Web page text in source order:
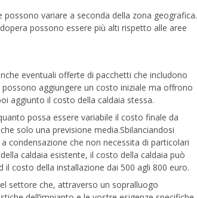
possono variare a seconda della zona geografica.
possono essere più alti rispetto alle aree
eventuali offerte di pacchetti che includono
aggiungere un costo iniziale ma offrono
aggiunto il costo della caldaia stessa.
possa essere variabile il costo finale da
solo una previsione media.Sbilanciandosi
condensazione che non necessita di particolari
caldaia esistente, il costo della caldaia può
costo della installazione dai 500 agli 800 euro.
settore che, attraverso un sopralluogo